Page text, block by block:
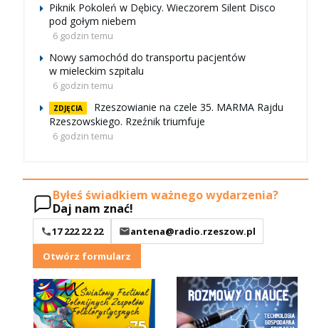
Piknik Pokoleń w Dębicy. Wieczorem Silent Disco
pod gołym niebem
6 godzin temu
Nowy samochód do transportu pacjentów
w mieleckim szpitalu
6 godzin temu
ZDJĘCIA
Rzeszowianie na czele 35. MARMA Rajdu
Rzeszowskiego. Rzeźnik triumfuje
6 godzin temu
Byłeś świadkiem ważnego wydarzenia?
Daj nam znać!
17 222 22 22
antena@radio.rzeszow.pl
Otwórz formularz